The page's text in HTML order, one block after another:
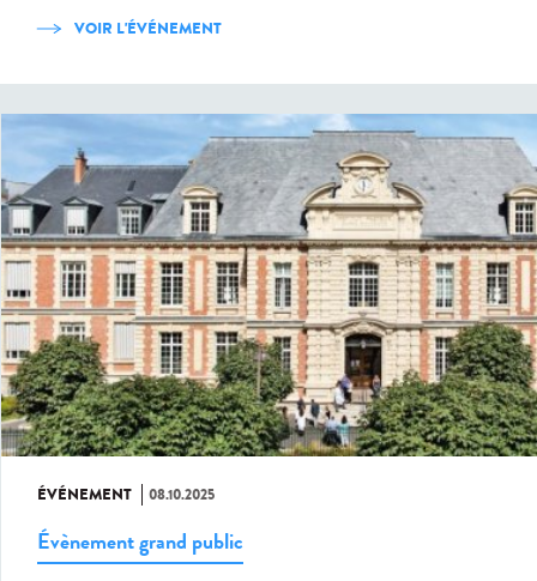
VOIR L'ÉVÉNEMENT
ÉVÉNEMENT 08.10.2025
Évènement grand public